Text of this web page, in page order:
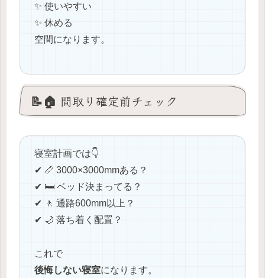
✨ 使いやすい
✨ 休める
空間になります。
📝🏠 間取り確定前チェック
寝室計画では👇
✔ 📏 3000×3000mmある？
✔ 🛏️ ベッド決まってる？
✔ 🚶 通路600mm以上？
✔ 🌙 落ち着く配置？
これで
後悔しない寝室になります。